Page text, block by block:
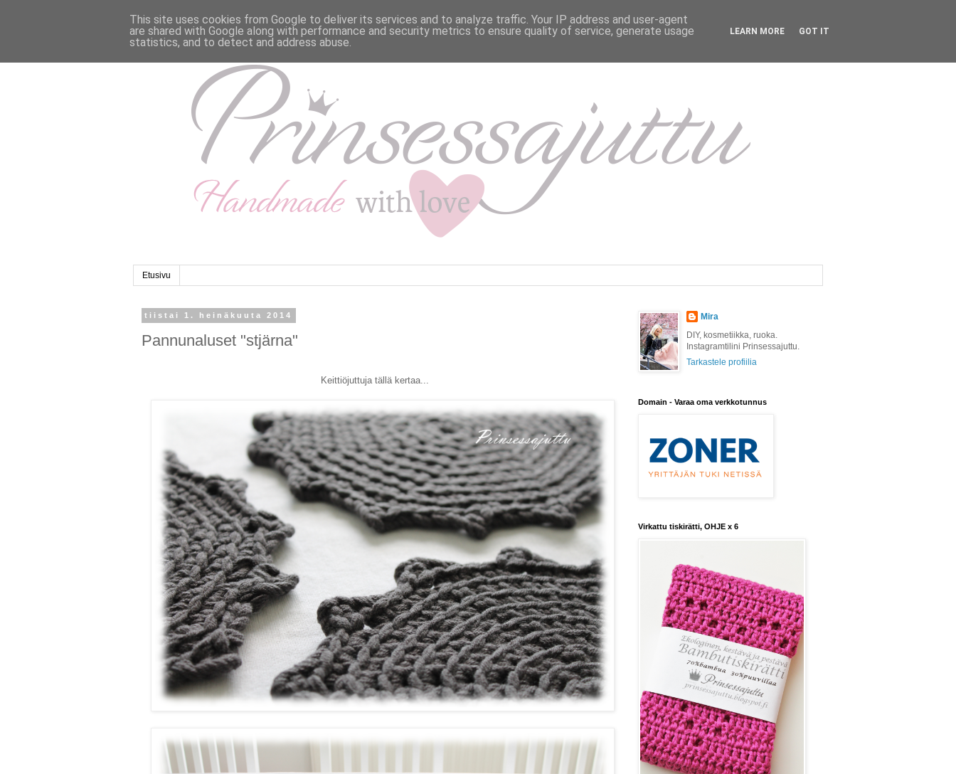
Etusivu
tiistai 1. heinäkuuta 2014
Pannunaluset "stjärna"
Keittiöjuttuja tällä kertaa...
Mira
DIY, kosmetiikka, ruoka.
Instagramtilini Prinsessajuttu.
Tarkastele profiilia
Domain - Varaa oma verkkotunnus
Virkattu tiskirätti, OHJE x 6
This site uses cookies from Google to deliver its services and to analyze traffic. Your IP address and user-agent
are shared with Google along with performance and security metrics to ensure quality of service, generate usage
statistics, and to detect and address abuse.
LEARN MORE GOT IT